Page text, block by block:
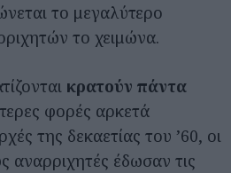
το μεγαλύτερο
το χειμώνα.
κρατούν πάντα
φορές αρκετά
της δεκαετίας του ’60, οι
αναρριχητές έδωσαν τις